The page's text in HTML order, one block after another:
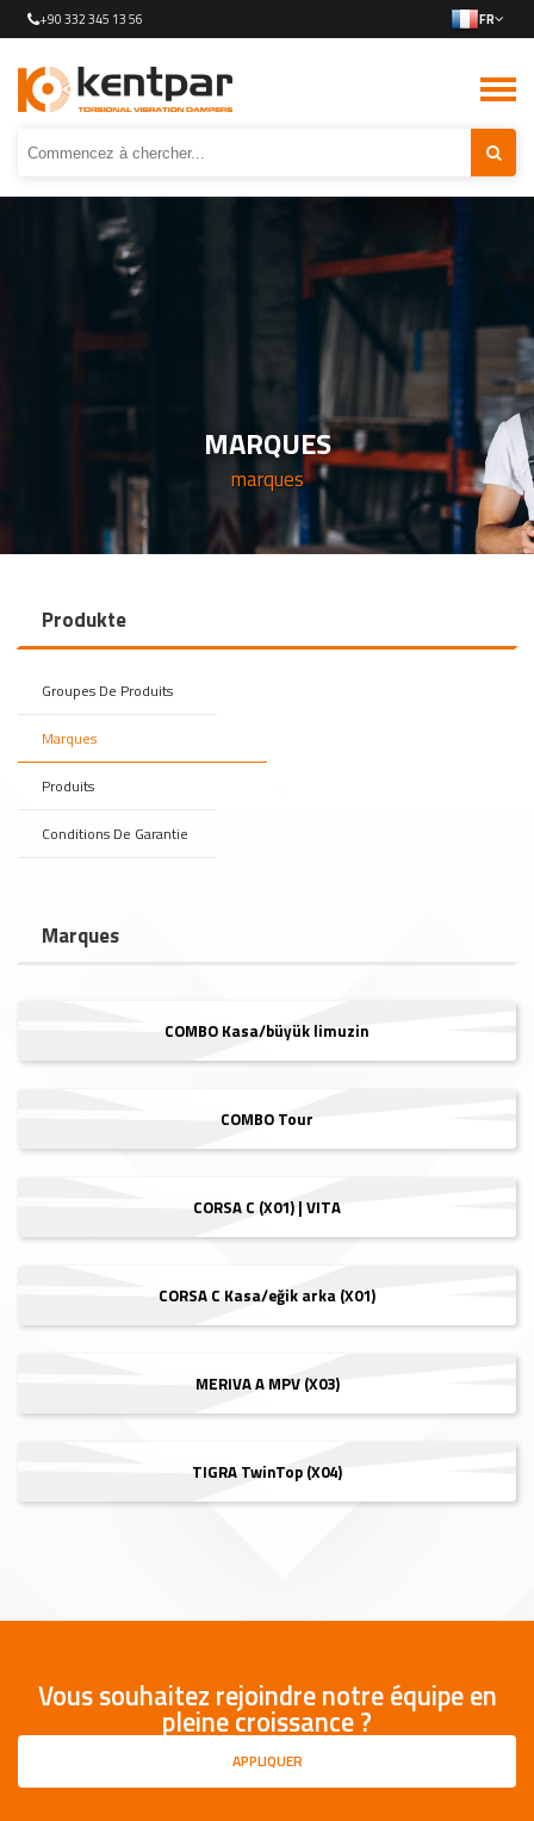
+90 332 345 13 56 FR
MARQUES
marques
Produkte
Groupes De Produits
Marques
Produits
Conditions De Garantie
Marques
COMBO Kasa/büyük limuzin
COMBO Tour
CORSA C (X01) | VITA
CORSA C Kasa/eğik arka (X01)
MERIVA A MPV (X03)
TIGRA TwinTop (X04)
Vous souhaitez rejoindre notre équipe en
pleine croissance ?
APPLIQUER